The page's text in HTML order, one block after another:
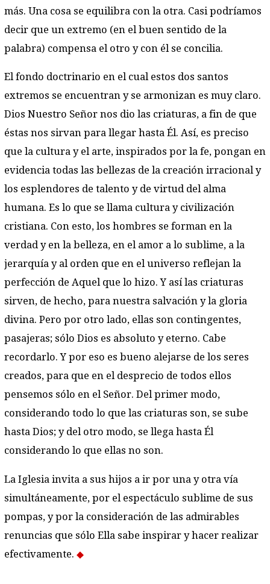
más. Una cosa se equilibra con la otra. Casi podríamos
decir que un extremo (en el buen sentido de la
palabra) compensa el otro y con él se concilia.
El fondo doctrinario en el cual estos dos santos
extremos se encuentran y se armonizan es muy claro.
Dios Nuestro Señor nos dio las criaturas, a fin de que
éstas nos sirvan para llegar hasta Él. Así, es preciso
que la cultura y el arte, inspirados por la fe, pongan en
evidencia todas las bellezas de la creación irracional y
los esplendores de talento y de virtud del alma
humana. Es lo que se llama cultura y civilización
cristiana. Con esto, los hombres se forman en la
verdad y en la belleza, en el amor a lo sublime, a la
jerarquía y al orden que en el universo reflejan la
perfección de Aquel que lo hizo. Y así las criaturas
sirven, de hecho, para nuestra salvación y la gloria
divina. Pero por otro lado, ellas son contingentes,
pasajeras; sólo Dios es absoluto y eterno. Cabe
recordarlo. Y por eso es bueno alejarse de los seres
creados, para que en el desprecio de todos ellos
pensemos sólo en el Señor. Del primer modo,
considerando todo lo que las criaturas son, se sube
hasta Dios; y del otro modo, se llega hasta Él
considerando lo que ellas no son.
La Iglesia invita a sus hijos a ir por una y otra vía
simultáneamente, por el espectáculo sublime de sus
pompas, y por la consideración de las admirables
renuncias que sólo Ella sabe inspirar y hacer realizar
efectivamente.